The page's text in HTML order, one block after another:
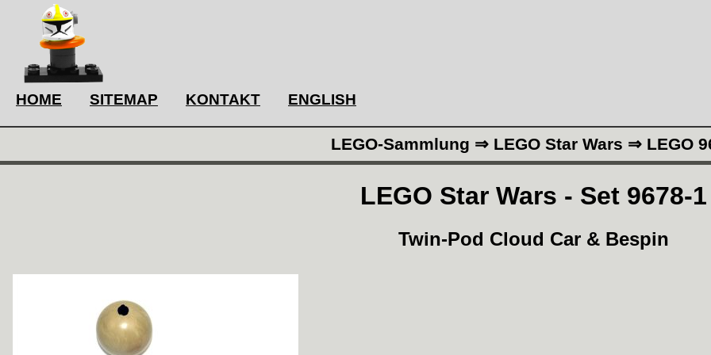
HOME SITEMAP KONTAKT ENGLISH
LEGO-Sammlung ⇒ LEGO Star Wars ⇒ LEGO
LEGO Star Wars - Set 9678-1
Twin-Pod Cloud Car & Bespin